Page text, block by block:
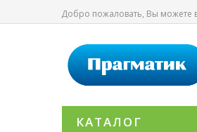
Добро пожаловать, Вы можете
КАТАЛОГ